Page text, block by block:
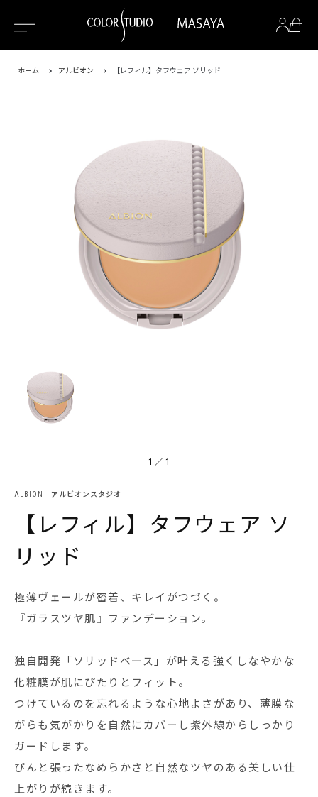
ホーム アルビオン 【レフィル】タフウェア ソリッド
1 ／ 1
ALBION アルビオンスタジオ
【レフィル】タフウェア ソ
リッド
極薄ヴェールが密着、キレイがつづく。
『ガラスツヤ肌』ファンデーション。
独自開発「ソリッドベース」が叶える強くしなやかな
化粧膜が肌にぴたりとフィット。
つけているのを忘れるような心地よさがあり、薄膜な
がらも気がかりを自然にカバーし紫外線からしっかり
ガードします。
ぴんと張ったなめらかさと自然なツヤのある美しい仕
上がりが続きます。